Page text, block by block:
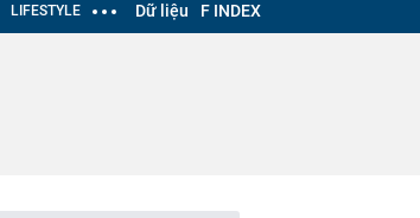
LIFESTYLE Dữ liệu F INDEX